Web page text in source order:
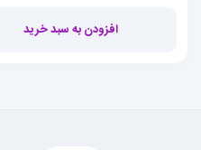
افزودن به سبد خرید